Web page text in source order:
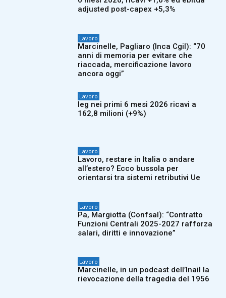
adjusted post-capex +5,3%
Lavoro
Marcinelle, Pagliaro (Inca Cgil): “70
anni di memoria per evitare che
riaccada, mercificazione lavoro
ancora oggi”
Lavoro
Ieg nei primi 6 mesi 2026 ricavi a
162,8 milioni (+9%)
Lavoro
Lavoro, restare in Italia o andare
all’estero? Ecco bussola per
orientarsi tra sistemi retributivi Ue
Lavoro
Pa, Margiotta (Confsal): “Contratto
Funzioni Centrali 2025-2027 rafforza
salari, diritti e innovazione”
Lavoro
Marcinelle, in un podcast dell’Inail la
rievocazione della tragedia del 1956